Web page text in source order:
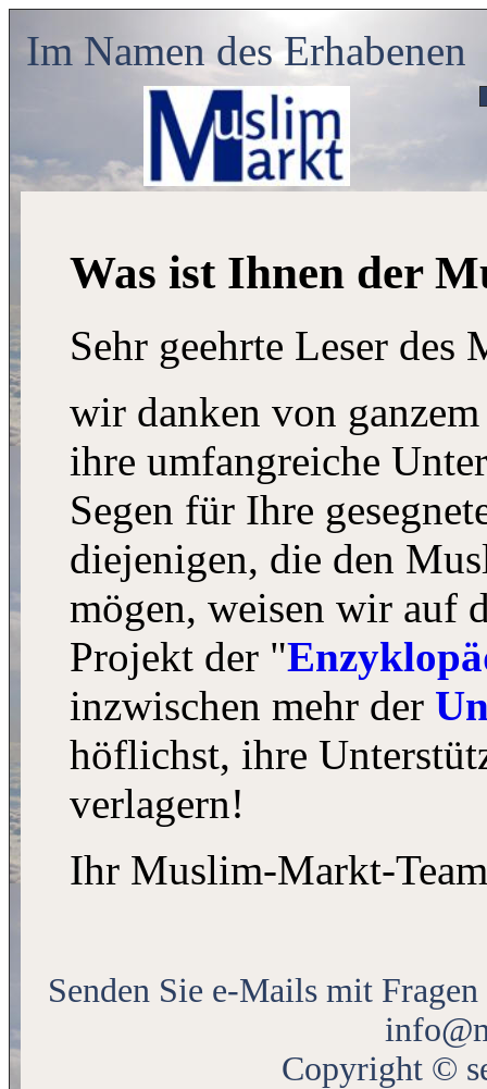
Im Namen des Erhabenen
Was ist Ihnen der
Sehr geehrte Leser
wir danken von
ihre umfangreiche
Segen für Ihre
diejenigen, die den
mögen, weisen wir auf
Projekt der "
inzwischen mehr der
höflichst, ihre
verlagern!
Ihr Muslim-Markt-Team
Senden Sie e-Mails mit
Copyright ©